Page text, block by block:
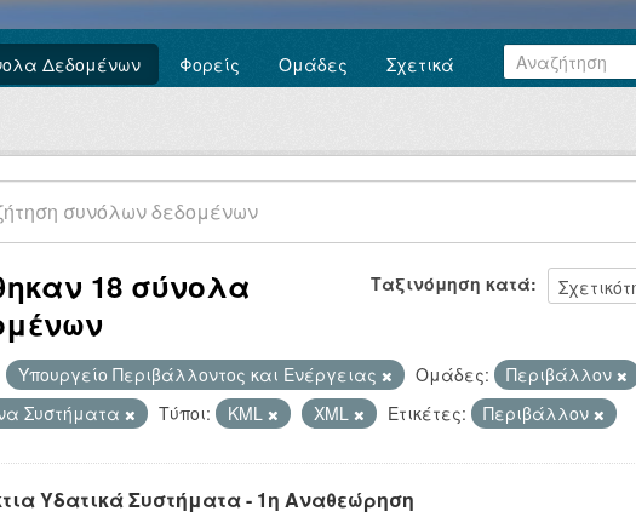
Δεδομένων Φορείς Ομάδες Σχετικά
Ταξινόμηση κατά
18 σύνολα
Υπουργείο Περιβάλλοντος και Ενέργειας Ομάδες:
Περιβάλλον
Συστήματα
Τύποι: KML XML Ετικέτες: Περιβάλλον
Υδατικά Συστήματα - 1η Αναθεώρηση